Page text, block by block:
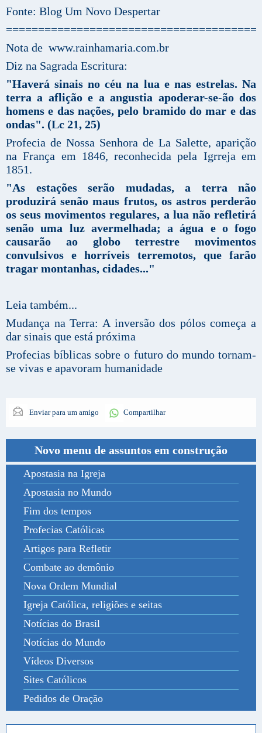
Fonte: Blog Um Novo Despertar
Nota de www.rainhamaria.com.br
Diz na Sagrada Escritura:
"Haverá sinais no céu na lua e nas estrelas. Na
terra a aflição e a angustia apoderar-se-ão dos
homens e das nações, pelo bramido do mar e das
ondas". (Lc 21, 25)
Profecia de Nossa Senhora de La Salette, aparição
na França em 1846, reconhecida pela Igrreja em
1851.
"As estações serão mudadas, a terra não
produzirá senão maus frutos, os astros perderão
os seus movimentos regulares, a lua não refletirá
senão uma luz avermelhada; a água e o fogo
causarão ao globo terrestre movimentos
convulsivos e horríveis terremotos, que farão
tragar montanhas, cidades..."
Leia também...
Mudança na Terra: A inversão dos pólos começa a
dar sinais que está próxima
Profecias bíblicas sobre o futuro do mundo tornam-
se vivas e apavoram humanidade
Enviar para um amigo Compartilhar
Novo menu de assuntos em construção
Apostasia na Igreja
Apostasia no Mundo
Fim dos tempos
Profecias Católicas
Artigos para Refletir
Combate ao demônio
Nova Ordem Mundial
Igreja Católica, religiões e seitas
Notícias do Brasil
Notícias do Mundo
Vídeos Diversos
Sites Católicos
Pedidos de Oração